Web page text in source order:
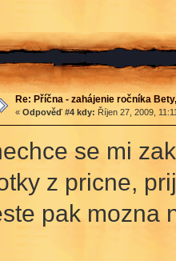
Re: Příčna - zahájenie ročníka
« Odpověď #4 kdy: Říjen 27, 2009,
se mi
z pricne,
pak mozna